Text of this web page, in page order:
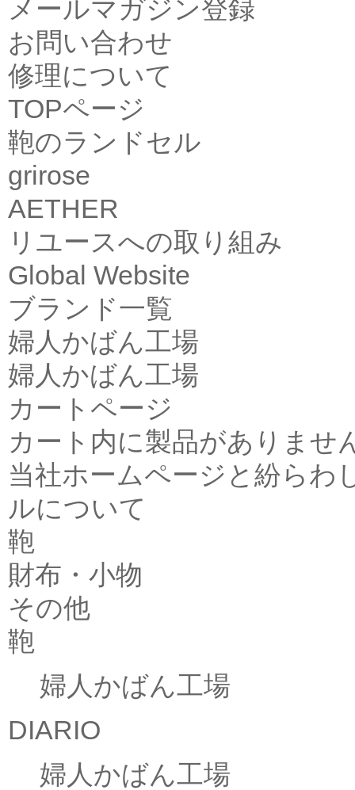
メールマガジン登録
お問い合わせ
修理について
TOPページ
鞄のランドセル
grirose
AETHER
リユースへの取り組み
Global Website
ブランド一覧
婦人かばん工場
婦人かばん工場
カートページ
カート内に製品がありませ
当社ホームページと紛らわ
ルについて
鞄
財布・小物
その他
鞄
婦人かばん工場
DIARIO
婦人かばん工場